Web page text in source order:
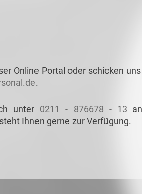
Online Portal oder schicken
.
unter 0211 - 876678 - 13
Ihnen gerne zur Verfügung.